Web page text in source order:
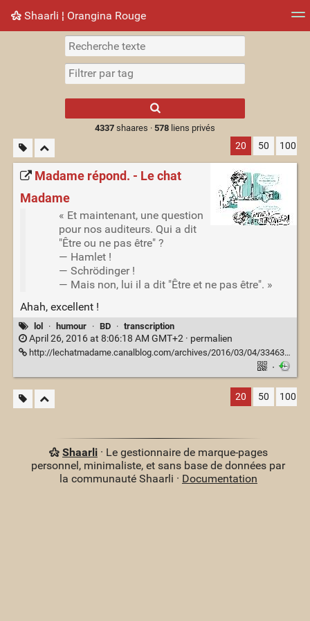
Shaarli ¦ Orangina Rouge
Nuage de tags Mur d'images
results.
4337shaares · 578liens privés
20 50 100
Madame répond. - Le chat
Madame
« Et maintenant, une question
pour nos auditeurs. Qui a dit
"Être ou ne pas être" ?
— Hamlet !
— Schrödinger !
— Mais non, lui il a dit "Être et ne pas être". »
Ahah, excellent !
lol · humour · BD · transcription
April 26, 2016 at 8:06:18 AM GMT+2 · permalien
http://lechatmadame.canalblog.com/archives/2016/03/04/33463514.html
·
20 50 100
Shaarli· Le gestionnaire de marque-pages
personnel, minimaliste, et sans base de données par
la communauté Shaarli · Documentation